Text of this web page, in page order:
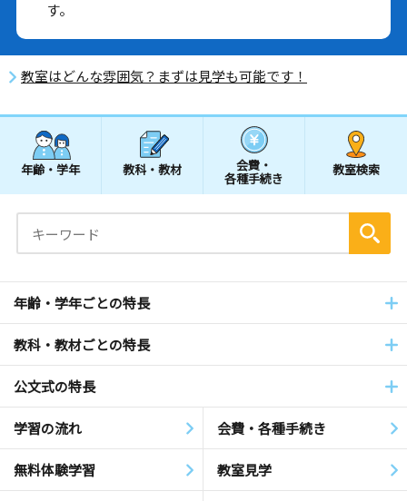
す。
教室はどんな雰囲気？まずは見学も可能です！
年齢・学年 教科・教材 会費・
各種手続き
教室検索
年齢・学年ごとの特長
教科・教材ごとの特長
公文式の特長
学習の流れ 会費・各種手続き
無料体験学習 教室見学